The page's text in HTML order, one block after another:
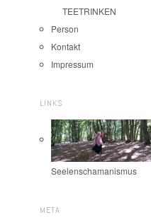
TEETRINKEN
Person
Kontakt
Impressum
LINKS
Seelenschamanismus
META